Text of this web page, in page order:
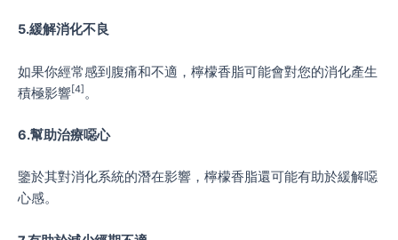
5.緩解消化不良
如果你經常感到腹痛和不適，檸檬香脂可能會對您的消化產生
積極影響[4] 。
6.幫助治療噁心
鑒於其對消化系統的潛在影響，檸檬香脂還可能有助於緩解噁
心感。